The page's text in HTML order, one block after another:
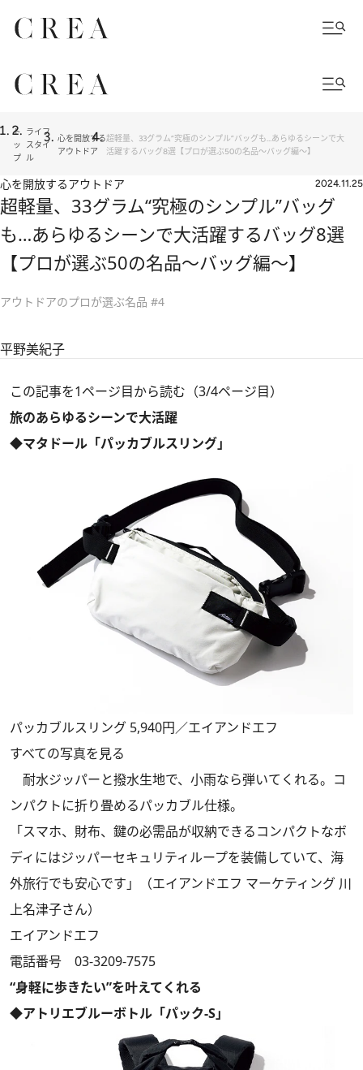
ト
ッ
プ
ライフ
スタイ
ル
心を開放する
アウトドア
超軽量、33グラム“究極のシンプル”バッグも…あらゆるシーンで大
活躍するバッグ8選【プロが選ぶ50の名品～バッグ編～】
心を開放するアウトドア 2024.11.25
超軽量、33グラム“究極のシンプル”バッグ
も…あらゆるシーンで大活躍するバッグ8選
【プロが選ぶ50の名品～バッグ編～】
アウトドアのプロが選ぶ名品 #4
平野美紀子
この記事を1ページ目から読む（3/4ページ目）
旅のあらゆるシーンで大活躍
◆マタドール「パッカブルスリング」
パッカブルスリング 5,940円／エイアンドエフ
すべての写真を見る
耐水ジッパーと撥水生地で、小雨なら弾いてくれる。コ
ンパクトに折り畳めるパッカブル仕様。
「スマホ、財布、鍵の必需品が収納できるコンパクトなボ
ディにはジッパーセキュリティループを装備していて、海
外旅行でも安心です」（エイアンドエフ マーケティング 川
上名津子さん）
エイアンドエフ
電話番号 03-3209-7575
“身軽に歩きたい”を叶えてくれる
◆アトリエブルーボトル「パック-S」